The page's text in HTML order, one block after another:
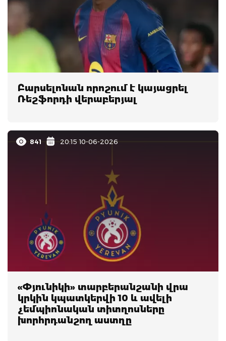
Բարսելոնան որոշում է կայացրել
Ռեշֆորդի վերաբերյալ
841 20:15 10-06-2026
«Փյունիկի» տարբերանշանի վրա
կրկին կպատկերվի 10 և ավելի
չեմպիոնական տիտղոսները
խորհրդանշող աստղը